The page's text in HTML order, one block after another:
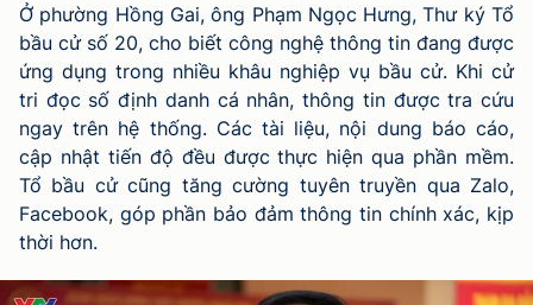
Ở phường Hồng Gai, ông Phạm Ngọc Hưng, Thư ký Tổ
bầu cử số 20, cho biết công nghệ thông tin đang được
ứng dụng trong nhiều khâu nghiệp vụ bầu cử. Khi cử
tri đọc số định danh cá nhân, thông tin được tra cứu
ngay trên hệ thống. Các tài liệu, nội dung báo cáo,
cập nhật tiến độ đều được thực hiện qua phần mềm.
Tổ bầu cử cũng tăng cường tuyên truyền qua Zalo,
Facebook, góp phần bảo đảm thông tin chính xác, kịp
thời hơn.